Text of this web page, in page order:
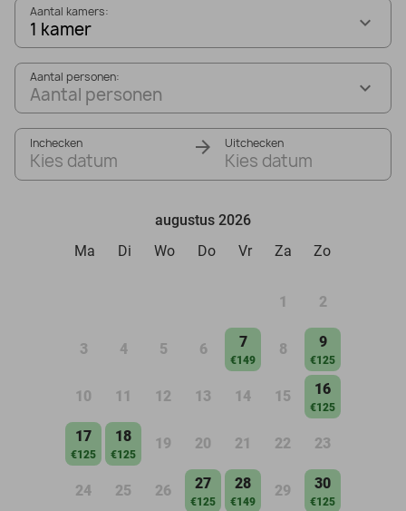
Aantal kamers:
1 kamer
Aantal personen:
Aantal personen
Inchecken
Kies datum
Uitchecken
Kies datum
augustus 2026
Ma
Di Wo Do Vr Za Zo
1 2
3 4 5 6 7
€149
8 9
€125
10 11 12 13 14 15 16
€125
17
€125
18
€125
19 20 21 22 23
24 25 26 27
€125
28
€149
29 30
€125